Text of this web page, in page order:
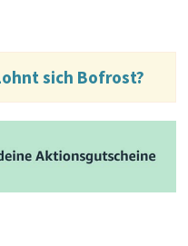
sich Bofrost?